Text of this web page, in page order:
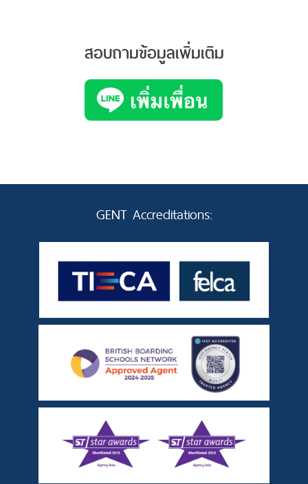
สอบถามข้อมูลเพิ่มเติม
GENT Accreditations: